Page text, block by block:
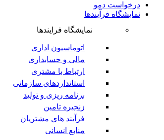
درخواست دمو
نمایشگاه فرآیندها
نمایشگاه فرایندها
اتوماسیون اداری
مالی و حسابداری
ارتباط با مشتری
استانداردهای سازمانی
برنامه ریزی و تولید
زنجیره تامین
فرآیند های مشتریان
منابع انسانی